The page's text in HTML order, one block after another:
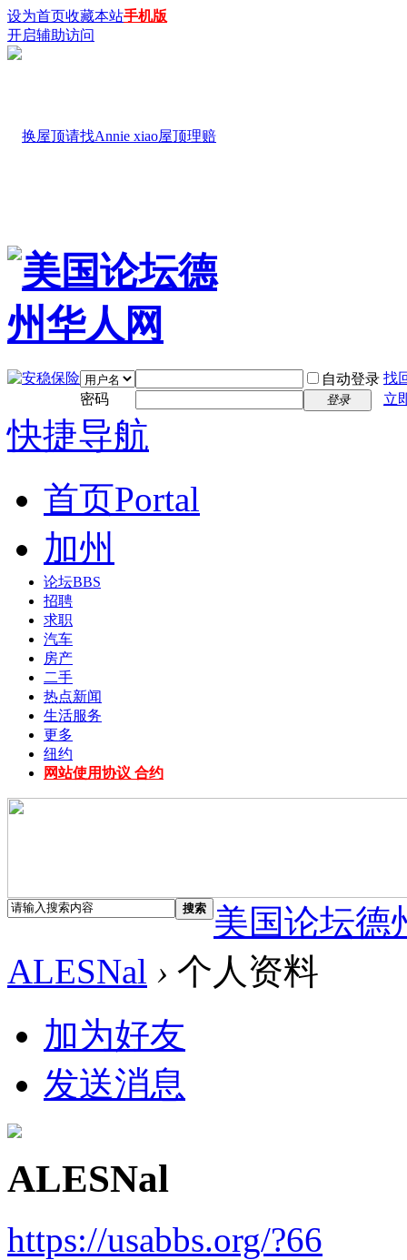
设为首页收藏本站手机版
开启辅助访问
自动登录 找
密码
登录 立
快捷导航
首页Portal
加州
论坛BBS
招聘
求职
汽车
房产
二手
热点新闻
生活服务
更多
纽约
网站使用协议 合约
搜索
美国论坛德
ALESNal › 个人资料
加为好友
发送消息
ALESNal
https://usabbs.org/?66